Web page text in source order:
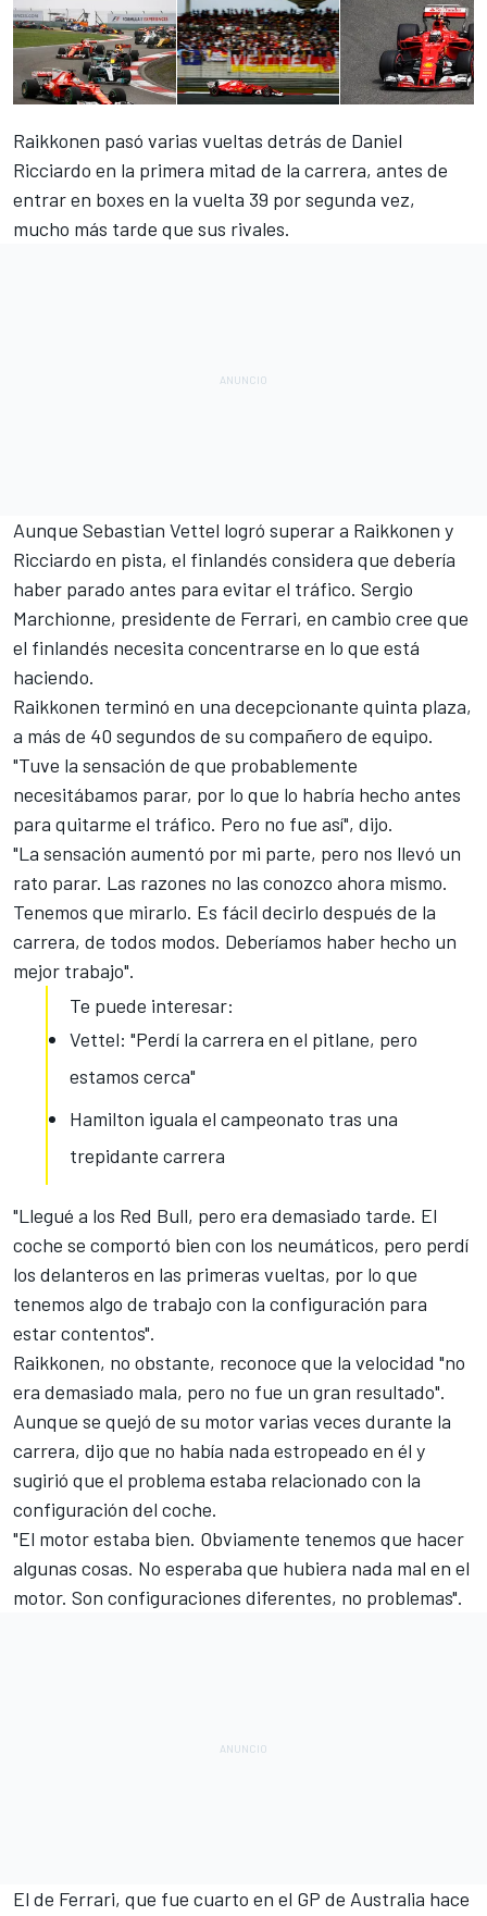
Raikkonen pasó varias vueltas detrás de Daniel
Ricciardo en la primera mitad de la carrera, antes de
entrar en boxes en la vuelta 39 por segunda vez,
mucho más tarde que sus rivales.
Aunque Sebastian Vettel logró superar a Raikkonen y
Ricciardo en pista, el finlandés considera que debería
haber parado antes para evitar el tráfico. Sergio
Marchionne, presidente de Ferrari, en cambio cree que
el finlandés necesita concentrarse en lo que está
haciendo.
Raikkonen terminó en una decepcionante quinta plaza,
a más de 40 segundos de su compañero de equipo.
"Tuve la sensación de que probablemente
necesitábamos parar, por lo que lo habría hecho antes
para quitarme el tráfico. Pero no fue así", dijo.
"La sensación aumentó por mi parte, pero nos llevó un
rato parar. Las razones no las conozco ahora mismo.
Tenemos que mirarlo. Es fácil decirlo después de la
carrera, de todos modos. Deberíamos haber hecho un
mejor trabajo".
Te puede interesar:
Vettel: "Perdí la carrera en el pitlane, pero
estamos cerca"
Hamilton iguala el campeonato tras una
trepidante carrera
"Llegué a los Red Bull, pero era demasiado tarde. El
coche se comportó bien con los neumáticos, pero perdí
los delanteros en las primeras vueltas, por lo que
tenemos algo de trabajo con la configuración para
estar contentos".
Raikkonen, no obstante, reconoce que la velocidad "no
era demasiado mala, pero no fue un gran resultado".
Aunque se quejó de su motor varias veces durante la
carrera, dijo que no había nada estropeado en él y
sugirió que el problema estaba relacionado con la
configuración del coche.
"El motor estaba bien. Obviamente tenemos que hacer
algunas cosas. No esperaba que hubiera nada mal en el
motor. Son configuraciones diferentes, no problemas".
El de Ferrari, que fue cuarto en el GP de Australia hace